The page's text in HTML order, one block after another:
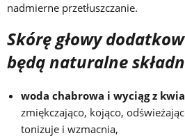
nadmierne przetłuszczanie.
Skórę głowy
będą naturalne
woda chabrowa i wyciąg z
zmiękczająco, kojąco,
tonizuje i wzmacnia,